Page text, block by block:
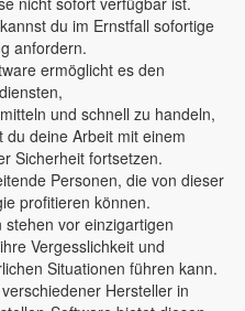
du im Ernstfall sofortige
anfordern.
ermöglicht es den
und schnell zu handeln,
deine Arbeit mit einem
Sicherheit fortsetzen.
Personen, die von dieser
profitieren können.
vor einzigartigen
Vergesslichkeit und
Situationen führen kann.
Hersteller in